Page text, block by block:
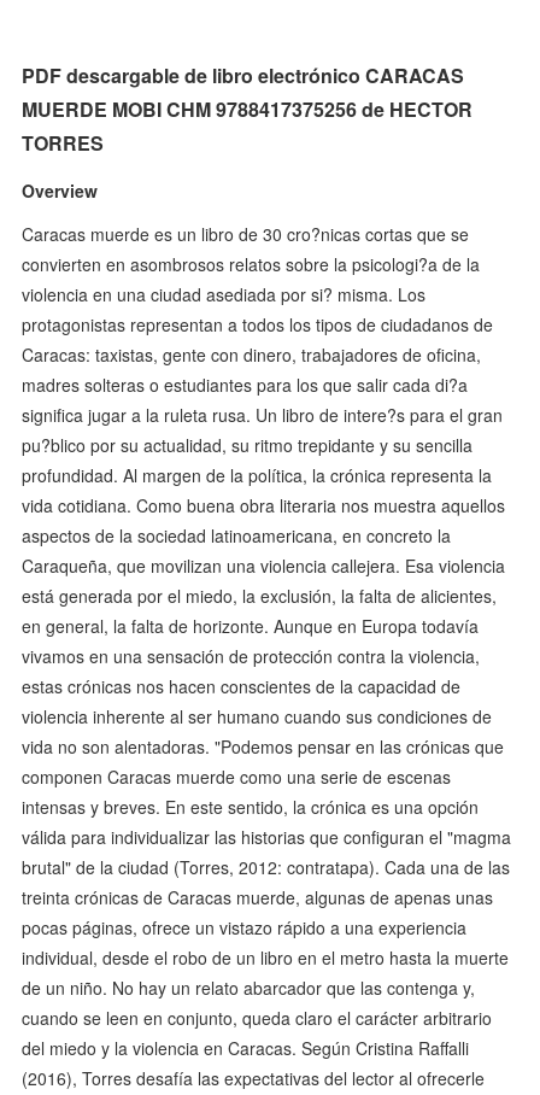
PDF descargable de libro electrónico CARACAS
MUERDE MOBI CHM 9788417375256 de HECTOR
TORRES
Overview
Caracas muerde es un libro de 30 cro?nicas cortas que se
convierten en asombrosos relatos sobre la psicologi?a de la
violencia en una ciudad asediada por si? misma. Los
protagonistas representan a todos los tipos de ciudadanos de
Caracas: taxistas, gente con dinero, trabajadores de oficina,
madres solteras o estudiantes para los que salir cada di?a
significa jugar a la ruleta rusa. Un libro de intere?s para el gran
pu?blico por su actualidad, su ritmo trepidante y su sencilla
profundidad. Al margen de la política, la crónica representa la
vida cotidiana. Como buena obra literaria nos muestra aquellos
aspectos de la sociedad latinoamericana, en concreto la
Caraqueña, que movilizan una violencia callejera. Esa violencia
está generada por el miedo, la exclusión, la falta de alicientes,
en general, la falta de horizonte. Aunque en Europa todavía
vivamos en una sensación de protección contra la violencia,
estas crónicas nos hacen conscientes de la capacidad de
violencia inherente al ser humano cuando sus condiciones de
vida no son alentadoras. "Podemos pensar en las crónicas que
componen Caracas muerde como una serie de escenas
intensas y breves. En este sentido, la crónica es una opción
válida para individualizar las historias que configuran el "magma
brutal" de la ciudad (Torres, 2012: contratapa). Cada una de las
treinta crónicas de Caracas muerde, algunas de apenas unas
pocas páginas, ofrece un vistazo rápido a una experiencia
individual, desde el robo de un libro en el metro hasta la muerte
de un niño. No hay un relato abarcador que las contenga y,
cuando se leen en conjunto, queda claro el carácter arbitrario
del miedo y la violencia en Caracas. Según Cristina Raffalli
(2016), Torres desafía las expectativas del lector al ofrecerle